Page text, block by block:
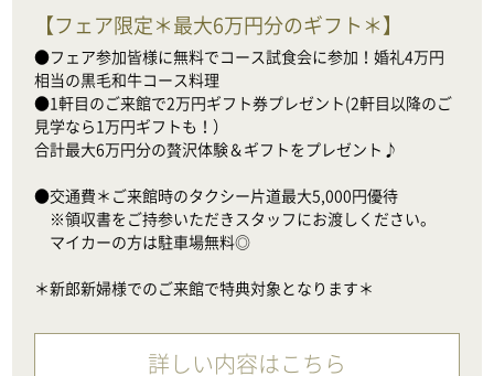
【フェア限定＊最大6万円分のギフト＊】
●フェア参加皆様に無料でコース試食会に参加！婚礼4万円
相当の黒毛和牛コース料理
●1軒目のご来館で2万円ギフト券プレゼント(2軒目以降のご
見学なら1万円ギフトも！）
合計最大6万円分の贅沢体験＆ギフトをプレゼント♪
●交通費＊ご来館時のタクシー片道最大5,000円優待
※領収書をご持参いただきスタッフにお渡しください。
マイカーの方は駐車場無料◎
＊新郎新婦様でのご来館で特典対象となります＊
詳しい内容はこちら